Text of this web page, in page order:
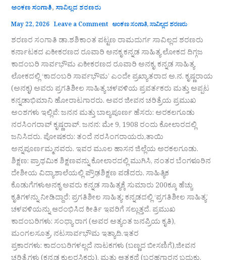
ಅಂಕಣ ಸಂಗಾತಿ, ಸಾವಿಲ್ಲದ ಶರಣರು
May 22, 2026 Leave a Comment ಅಂಕಣ ಸಂಗಾತಿ,ಸಾವಿಲ್ಲದ ಶರಣರು
ಶರಣರ ಸಂಗಾತಿ ಡಾ.ಶಶಿಕಾಂತ ಪಟ್ಟಣ ರಾಮದುರ್ಗ ಸಾವಿಲ್ಲದ ಶರಣರು
ಕರ್ನಾಟಕದ ಏಕೀಕರಣದ ರೂವಾರಿ ಅನಕೃ ಕನ್ನಡ ಸಾಹಿತ್ಯ ಲೋಕದ ದಿಗ್ಗಜ
ಕಾದಂಬರಿ ಸಾರ್ವಭೌಮ ಏಕೀಕರಣದ ರೂವಾರಿ ಅನಕೃ. ಕನ್ನಡ ಸಾಹಿತ್ಯ
ಲೋಕದಲ್ಲಿ ‘ಕಾದಂಬರಿ ಸಾರ್ವಭೌಮ’ ಎಂದೇ ಪ್ರಖ್ಯಾತರಾದ ಅ.ನ. ಕೃಷ್ಣರಾಯ
(ಅನಕೃ) ಅವರು ಪ್ರಗತಿಶೀಲ ಸಾಹಿತ್ಯ ಚಳವಳಿಯ ಪ್ರವರ್ತಕರು ಮತ್ತು ಅಪ್ಪಟ
ಕನ್ನಡಾಭಿಮಾನಿ ಹೋರಾಟಗಾರರು. ಅವರ ಜೀವನ ಚರಿತ್ರೆಯ ಪ್ರಮುಖ
ಅಂಶಗಳು ಇಲ್ಲಿವೆ: ಜನನ ಮತ್ತು ಬಾಲ್ಯಪೂರ್ಣ ಹೆಸರು: ಅರಕಲಗೂಡು
ನರಸಿಂಗರಾವ್ ಕೃಷ್ಣರಾವ್. ಜನನ: ಮೇ 9, 1908 ರಂದು ಕೋಲಾರದಲ್ಲಿ
ಜನಿಸಿದರು. ಪೋಷಕರು: ತಂದೆ ನರಸಿಂಗರಾಯರು,ತಾಯಿ
ಅನ್ನಪೂರ್ಣಮ್ಮನವರು. ಇವರ ಮೂಲ ಹಾಸನ ಜಿಲ್ಲೆಯ ಅರಕಲಗೂಡು.
ಶಿಕ್ಷಣ: ಪ್ರಾಥಮಿಕ ಶಿಕ್ಷಣವನ್ನು ಕೋಲಾರದಲ್ಲಿ ಮುಗಿಸಿ, ನಂತರ ಬೆಂಗಳೂರಿನ
ದೇಶೀಯ ವಿದ್ಯಾಶಾಲೆಯಲ್ಲಿ ಪ್ರೌಢಶಿಕ್ಷಣ ಪಡೆದರು. ಸಾಹಿತ್ಯಿಕ
ಕೊಡುಗೆಗಳುಅನಕೃ ಅವರು ಕನ್ನಡ ಸಾಹಿತ್ಯಕ್ಕೆ ಸುಮಾರು 200ಕ್ಕೂ ಹೆಚ್ಚು
ಕೃತಿಗಳನ್ನು ನೀಡಿದ್ದಾರೆ: ಪ್ರಗತಿಶೀಲ ಸಾಹಿತ್ಯ: ಕನ್ನಡದಲ್ಲಿ ‘ಪ್ರಗತಿಶೀಲ ಸಾಹಿತ್ಯ’
ಚಳವಳಿಯನ್ನು ಆರಂಭಿಸಿದ ಕೀರ್ತಿ ಇವರಿಗೆ ಸಲ್ಲುತ್ತದೆ. ಪ್ರಮುಖ
ಕಾದಂಬರಿಗಳು: ಸಂಧ್ಯಾ ರಾಗ (ಅವರ ಅತ್ಯಂತ ಜನಪ್ರಿಯ ಕೃತಿ),
ಮಂಗಲಸೂತ್ರ, ನಟಸಾರ್ವಭೌಮ ಇತ್ಯಾದಿ.ಇತರ
ಪ್ರಕಾರಗಳು: ಕಾದಂಬರಿಗಳಲ್ಲದೆ ನಾಟಕಗಳು (ಬಣ್ಣದ ಬೀಸಣಿಗೆ),ಜೀವನ